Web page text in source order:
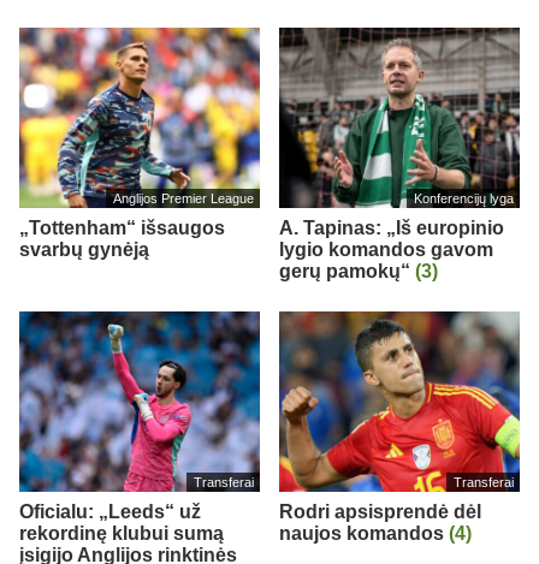
Anglijos Premier League
„Tottenham“ išsaugos
svarbų gynėją
Konferencijų lyga
A. Tapinas: „Iš europinio
lygio komandos gavom
gerų pamokų“ (3)
Transferai
Oficialu: „Leeds“ už
rekordinę klubui sumą
įsigijo Anglijos rinktinės
Transferai
Rodri apsisprendė dėl
naujos komandos (4)